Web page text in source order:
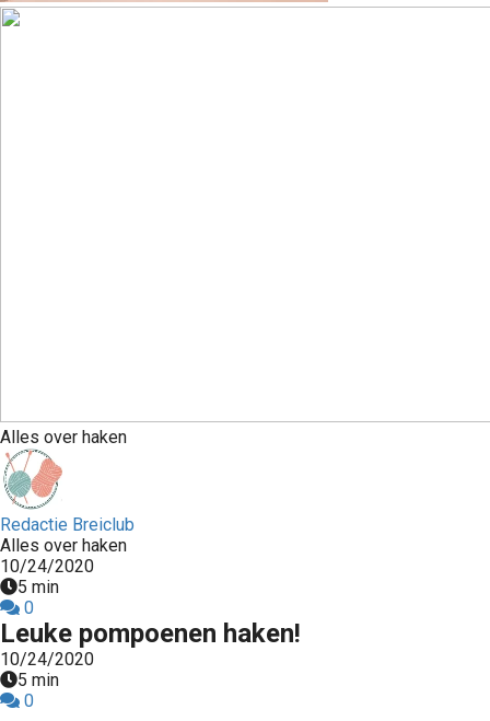
Alles over haken
Redactie Breiclub
Alles over haken
10/24/2020
5 min
0
Leuke pompoenen haken!
10/24/2020
5 min
0